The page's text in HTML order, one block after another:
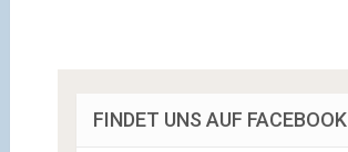
FINDET UNS AUF FACEBOOK